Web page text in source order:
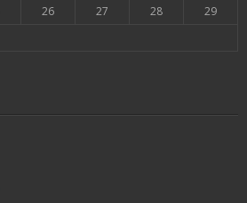
26 27 28
29